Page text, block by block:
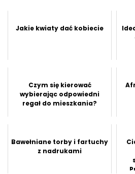
Jakie kwiaty dać kobiecie
Czym się kierować
wybierając odpowiedni
regał do mieszkania?
Bawełniane torby i fartuchy
z nadrukami